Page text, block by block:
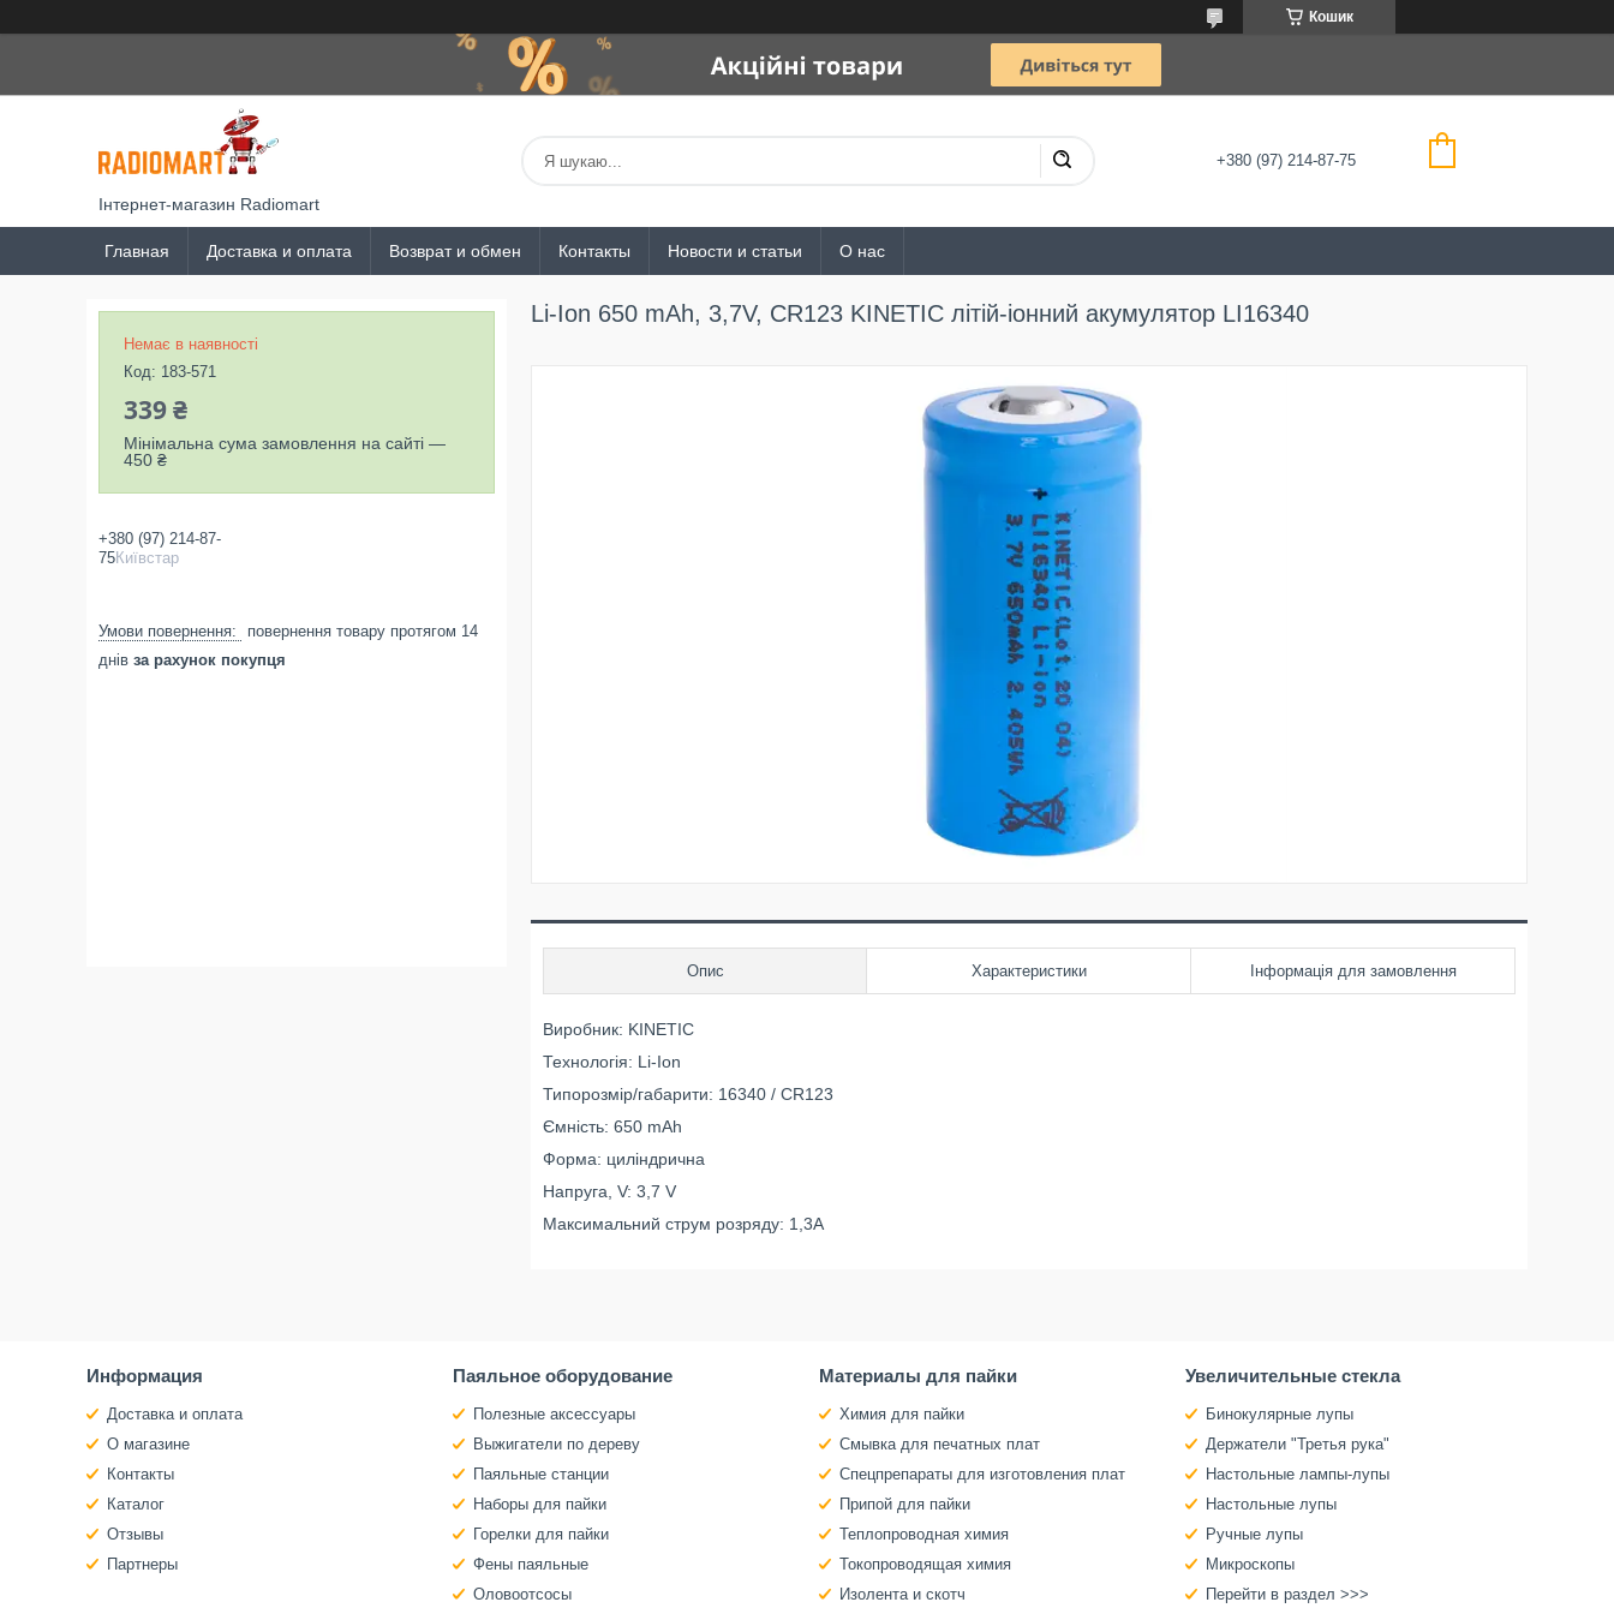
Кошик
Інтернет-магазин Radiomart
+380 (97) 214-87-75
Главная Доставка и оплата Возврат и обмен Контакты Новости и статьи О нас
Li-Ion 650 mAh, 3,7V, CR123 KINETIC літій-іонний акумулятор LI16340
Опис Характеристики Інформація для замовлення
Виробник: KINETIC
Технологія: Li-Ion
Типорозмір/габарити: 16340 / CR123
Ємність: 650 mAh
Форма: циліндрична
Напруга, V: 3,7 V
Максимальний струм розряду: 1,3A
Немає в наявності
Код: 183-571
339 ₴
Мінімальна сума замовлення на сайті —
450 ₴
+380 (97) 214-87-
75Київстар
повернення товару протягом 14
днів за рахунок покупця
Информация
Доставка и оплата
О магазине
Контакты
Каталог
Отзывы
Партнеры
Паяльное оборудование
Полезные аксессуары
Выжигатели по дереву
Паяльные станции
Наборы для пайки
Горелки для пайки
Фены паяльные
Оловоотсосы
Материалы для пайки
Химия для пайки
Смывка для печатных плат
Спецпрепараты для изготовления плат
Припой для пайки
Теплопроводная химия
Токопроводящая химия
Изолента и скотч
Увеличительные стекла
Бинокулярные лупы
Держатели "Третья рука"
Настольные лампы-лупы
Настольные лупы
Ручные лупы
Микроскопы
Перейти в раздел >>>